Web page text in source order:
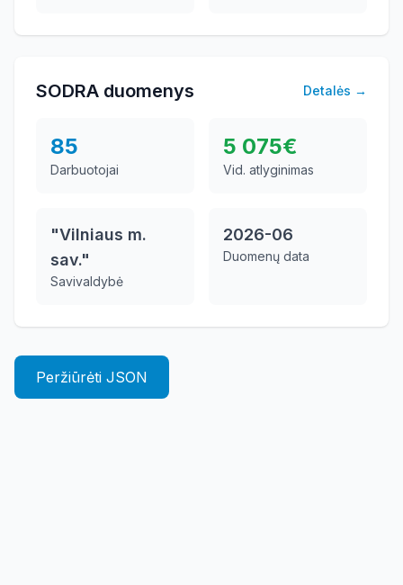
SODRA duomenys Detalės →
85
Darbuotojai
5 075€
Vid. atlyginimas
"Vilniaus m.
sav."
Savivaldybė
2026-06
Duomenų data
Peržiūrėti JSON